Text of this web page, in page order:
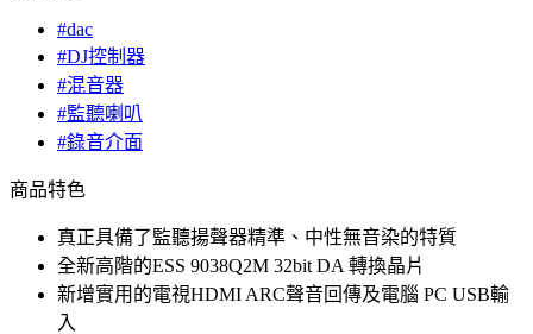
#dac
#DJ控制器
#混音器
#監聽喇叭
#錄音介面
商品特色
真正具備了監聽揚聲器精準、中性無音染的特質
全新高階的ESS 9038Q2M 32bit DA 轉換晶片
新增實用的電視HDMI ARC聲音回傳及電腦 PC USB輸
入